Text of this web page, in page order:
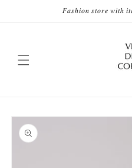
direttamente𝐹𝑎𝑠ℎ𝑖𝑜𝑛 𝑠𝑡𝑜𝑟𝑒 𝑤𝑖𝑡ℎ
Passa alle
informazioni
sul prodotto